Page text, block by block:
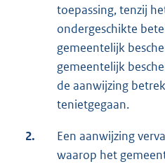
toepassing, tenzij
ondergeschikte
gemeentelijk
gemeentelijk
de aanwijzing
tenietgegaan.
2.
Een aanwijzing
waarop het